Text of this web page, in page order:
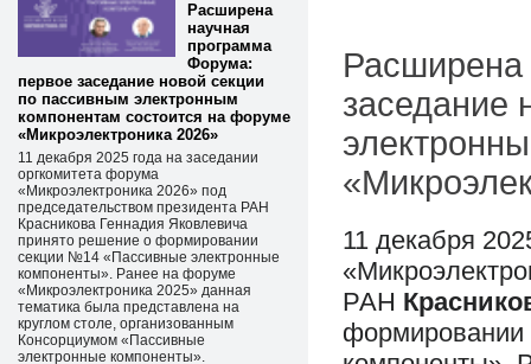
Расширена
научная
программа
Форума:
первое заседание новой секции
по пассивным электронным
компонентам состоится на форуме
«Микроэлектроника 2026»
11 декабря 2025 года на заседании
оргкомитета форума
«Микроэлектроника 2026» под
председательством президента РАН
Красникова Геннадия Яковлевича
принято решение о формировании
секции №14 «Пассивные электронные
компоненты». Ранее на форуме
«Микроэлектроника 2025» данная
тематика была представлена на
круглом столе, организованным
Консорциумом «Пассивные
электронные компоненты».
Расширена
заседание
11 декабря
РАН